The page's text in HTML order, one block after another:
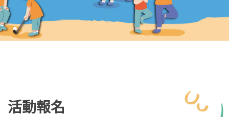
活動報名